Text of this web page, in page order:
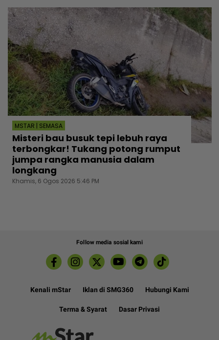
MSTAR | SEMASA
Misteri bau busuk tepi lebuh raya
terbongkar! Tukang potong rumput
jumpa rangka manusia dalam
longkang
Khamis, 6 Ogos 2026 5:46 PM
Follow media sosial kami
Kenali mStar Iklan di SMG360 Hubungi Kami
Terma & Syarat Dasar Privasi